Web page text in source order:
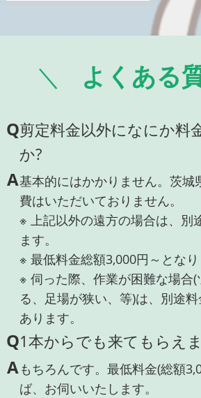
よくある
Q剪定料金以外になにか料
か?
A基本的にはかかりません。茨城
費はいただいておりません。
※ 上記以外の遠方の場合は、別
ます。
※ 最低料金総額3,000円～となり
※ 伺った際、作業が困難な場合
る、足場が狭い、等)は、別途
あります。
Q1本からでも来てもらえ
Aもちろんです。最低料金(総額
ば、お伺いいたします。